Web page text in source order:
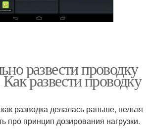
развести проводку
развести проводку
разводка делалась раньше, нельзя
про принцип дозирования нагрузки.